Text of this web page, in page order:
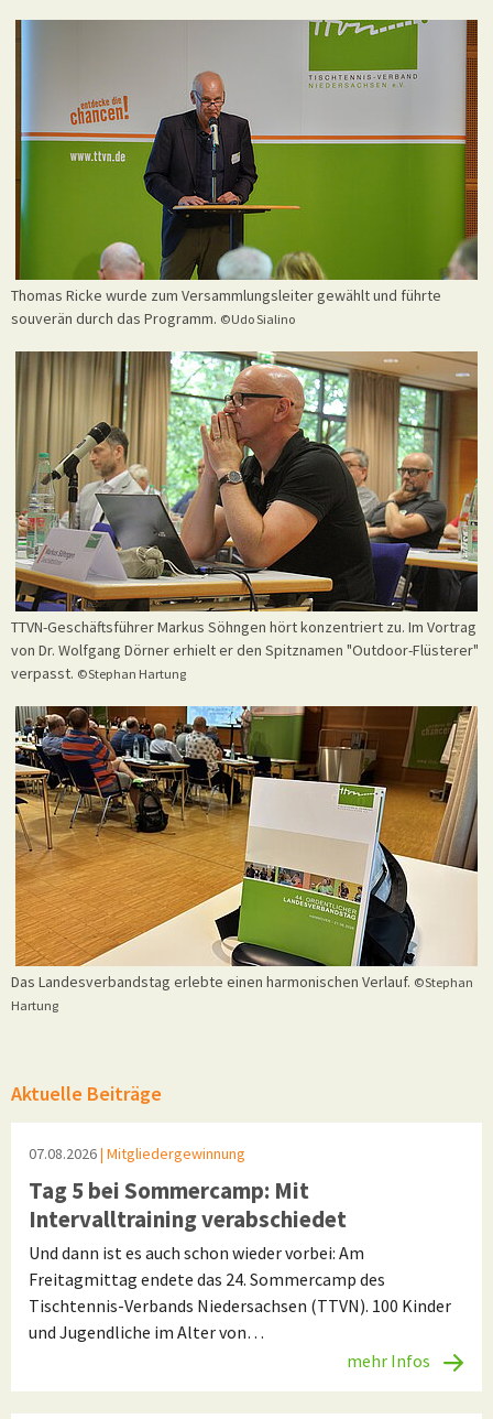
Thomas Ricke wurde zum Versammlungsleiter gewählt und führte
souverän durch das Programm. ©Udo Sialino
TTVN-Geschäftsführer Markus Söhngen hört konzentriert zu. Im Vortrag
von Dr. Wolfgang Dörner erhielt er den Spitznamen "Outdoor-Flüsterer"
verpasst. ©Stephan Hartung
Das Landesverbandstag erlebte einen harmonischen Verlauf. ©Stephan
Hartung
Aktuelle Beiträge
07.08.2026| Mitgliedergewinnung
Tag 5 bei Sommercamp: Mit
Intervalltraining verabschiedet
Und dann ist es auch schon wieder vorbei: Am
Freitagmittag endete das 24. Sommercamp des
Tischtennis-Verbands Niedersachsen (TTVN). 100 Kinder
und Jugendliche im Alter von…
mehr Infos